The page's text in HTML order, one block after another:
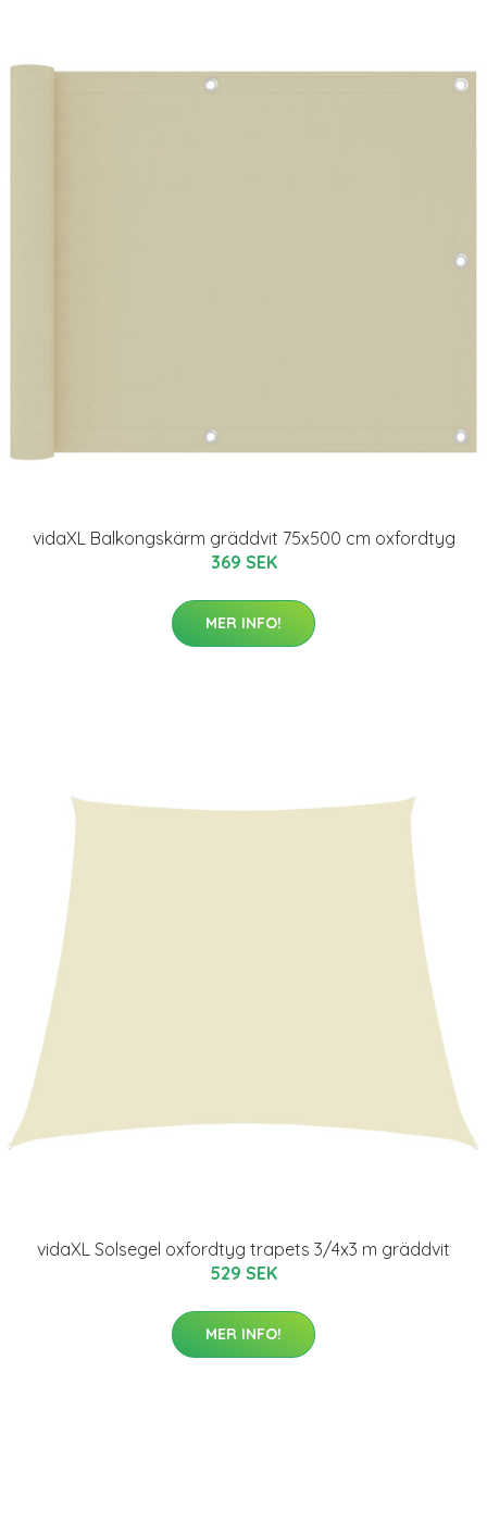
vidaXL Balkongskärm gräddvit 75x500 cm oxfordtyg
369 SEK
MER INFO!
vidaXL Solsegel oxfordtyg trapets 3/4x3 m gräddvit
529 SEK
MER INFO!